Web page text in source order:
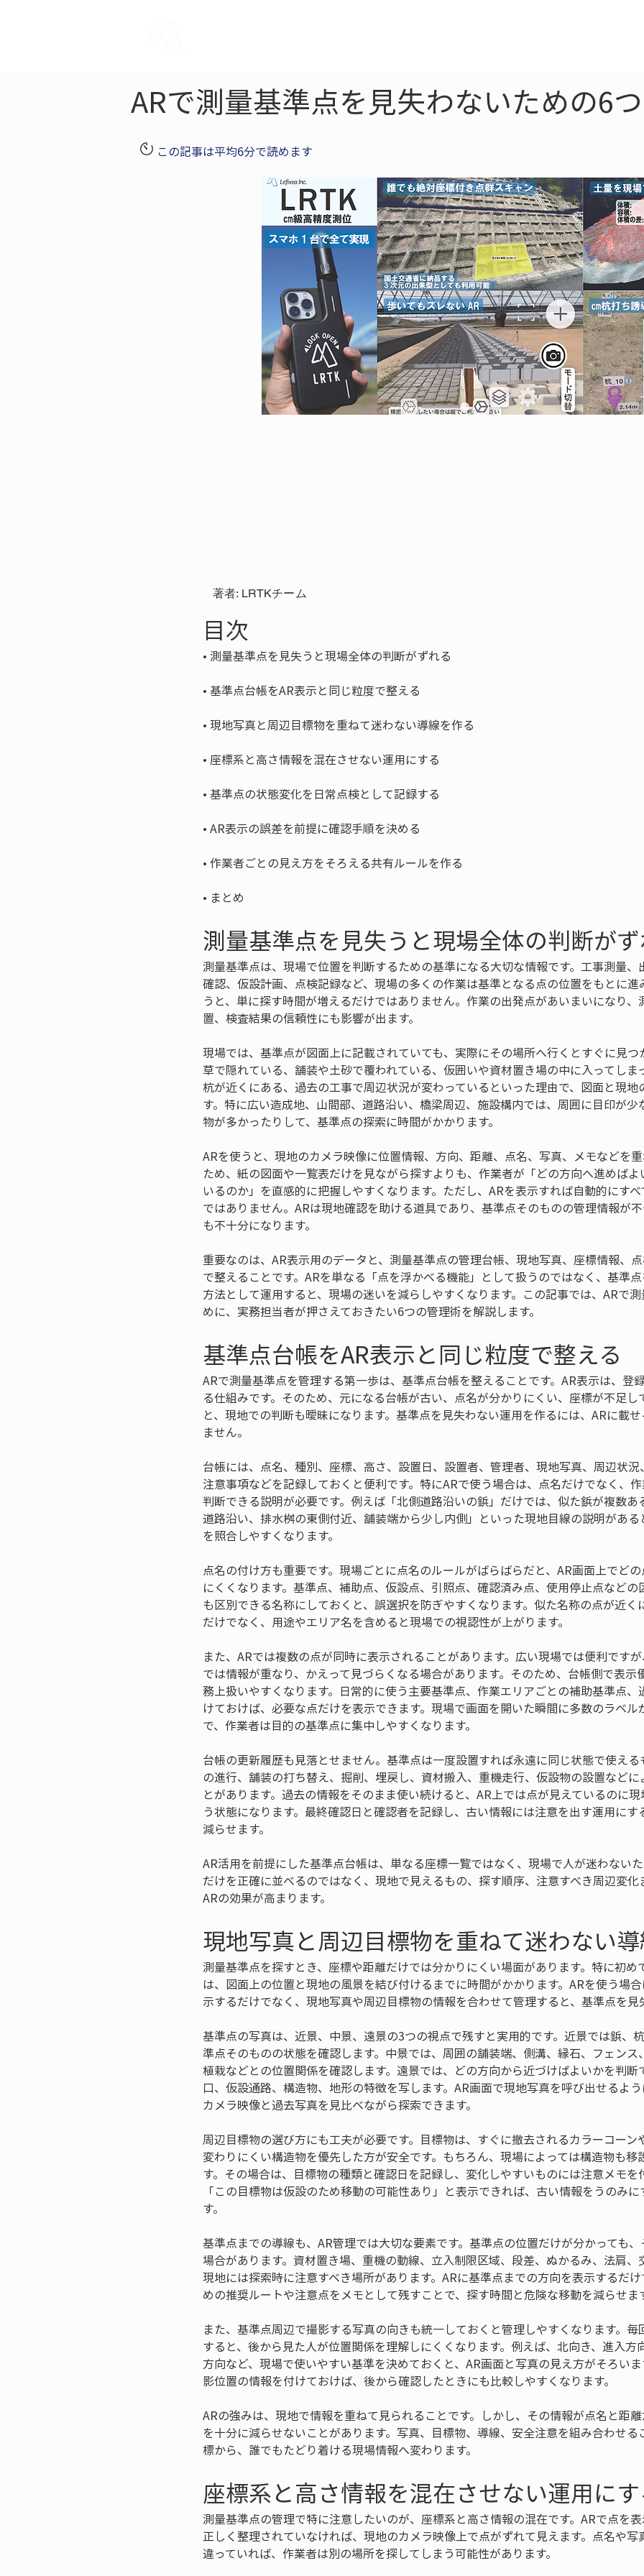
ARで測量基準点を見失わないための6
この記事は平均6分で読めます
著者: LRTKチーム
目次
•
•
•
•
•
•
•
• まとめ
測量基準点を見失うと現場全体の判断が
測量基準点は、現場で位置を判断するための基準になる大切な情報です。工事測量
確認、仮設計画、点検記録など、現場の多くの作業は基準となる点の位置をもとに
うと、単に探す時間が増えるだけではありません。作業の出発点があいまいになり
置、検査結果の信頼性にも影響が出ます。
現場では、基準点が図面上に記載されていても、実際にその場所へ行くとすぐに見
草で隠れている、舗装や土砂で覆われている、仮囲いや資材置き場の中に入ってしま
杭が近くにある、過去の工事で周辺状況が変わっているといった理由で、図面と現
す。特に広い造成地、山間部、道路沿い、橋梁周辺、施設構内では、周囲に目印が
物が多かったりして、基準点の探索に時間がかかります。
ARを使うと、現地のカメラ映像に位置情報、方向、距離、点名、写真、メモなどを
ため、紙の図面や一覧表だけを見ながら探すよりも、作業者が「どの方向へ進めば
いるのか」を直感的に把握しやすくなります。ただし、ARを表示すれば自動的にす
ではありません。ARは現地確認を助ける道具であり、基準点そのものの管理情報が
も不十分になります。
重要なのは、AR表示用のデータと、測量基準点の管理台帳、現地写真、座標情報、
で整えることです。ARを単なる「点を浮かべる機能」として扱うのではなく、基準
方法として運用すると、現場の迷いを減らしやすくなります。この記事では、ARで
めに、実務担当者が押さえておきたい6つの管理術を解説します。
基準点台帳をAR表示と同じ粒度で整える
ARで測量基準点を管理する第一歩は、基準点台帳を整えることです。AR表示は、登
る仕組みです。そのため、元になる台帳が古い、点名が分かりにくい、座標が不足
と、現地での判断も曖昧になります。基準点を見失わない運用を作るには、ARに載
ません。
台帳には、点名、種別、座標、高さ、設置日、設置者、管理者、現地写真、周辺状
注意事項などを記録しておくと便利です。特にARで使う場合は、点名だけでなく、
判断できる説明が必要です。例えば「北側道路沿いの鋲」だけでは、似た鋲が複数あ
道路沿い、排水桝の東側付近、舗装端から少し内側」といった現地目線の説明があ
を照合しやすくなります。
点名の付け方も重要です。現場ごとに点名のルールがばらばらだと、AR画面上でど
にくくなります。基準点、補助点、仮設点、引照点、確認済み点、使用停止点など
も区別できる名称にしておくと、誤選択を防ぎやすくなります。似た名称の点が近
だけでなく、用途やエリア名を含めると現場での視認性が上がります。
また、ARでは複数の点が同時に表示されることがあります。広い現場では便利です
では情報が重なり、かえって見づらくなる場合があります。そのため、台帳側で表示
務上扱いやすくなります。日常的に使う主要基準点、作業エリアごとの補助基準点
けておけば、必要な点だけを表示できます。現場で画面を開いた瞬間に多数のラベ
で、作業者は目的の基準点に集中しやすくなります。
台帳の更新履歴も見落とせません。基準点は一度設置すれば永遠に同じ状態で使え
の進行、舗装の打ち替え、掘削、埋戻し、資材搬入、重機走行、仮設物の設置など
とがあります。過去の情報をそのまま使い続けると、AR上では点が見えているのに
う状態になります。最終確認日と確認者を記録し、古い情報には注意を出す運用に
減らせます。
AR活用を前提にした基準点台帳は、単なる座標一覧ではなく、現場で人が迷わない
だけを正確に並べるのではなく、現地で見えるもの、探す順序、注意すべき周辺変
ARの効果が高まります。
現地写真と周辺目標物を重ねて迷わない
測量基準点を探すとき、座標や距離だけでは分かりにくい場面があります。特に初め
は、図面上の位置と現地の風景を結び付けるまでに時間がかかります。ARを使う場
示するだけでなく、現地写真や周辺目標物の情報を合わせて管理すると、基準点を見
基準点の写真は、近景、中景、遠景の3つの視点で残すと実用的です。近景では鋲、
準点そのものの状態を確認します。中景では、周囲の舗装端、側溝、縁石、フェン
植栽などとの位置関係を確認します。遠景では、どの方向から近づけばよいかを判
口、仮設通路、構造物、地形の特徴を写します。AR画面で現地写真を呼び出せるよ
カメラ映像と過去写真を見比べながら探索できます。
周辺目標物の選び方にも工夫が必要です。目標物は、すぐに撤去されるカラーコー
変わりにくい構造物を優先した方が安全です。もちろん、現場によっては構造物も
す。その場合は、目標物の種類と確認日を記録し、変化しやすいものには注意メモを
「この目標物は仮設のため移動の可能性あり」と表示できれば、古い情報をうのみ
す。
基準点までの導線も、AR管理では大切な要素です。基準点の位置だけが分かっても
場合があります。資材置き場、重機の動線、立入制限区域、段差、ぬかるみ、法肩
現地には探索時に注意すべき場所があります。ARに基準点までの方向を表示するだ
めの推奨ルートや注意点をメモとして残すことで、探す時間と危険な移動を減らせま
また、基準点周辺で撮影する写真の向きも統一しておくと管理しやすくなります。
すると、後から見た人が位置関係を理解しにくくなります。例えば、北向き、進入方
方向など、現場で使いやすい基準を決めておくと、AR画面と写真の見え方がそろい
影位置の情報を付けておけば、後から確認したときにも比較しやすくなります。
ARの強みは、現地で情報を重ねて見られることです。しかし、その情報が点名と距
を十分に減らせないことがあります。写真、目標物、導線、安全注意を組み合わせ
標から、誰でもたどり着ける現場情報へ変わります。
座標系と高さ情報を混在させない運用に
測量基準点の管理で特に注意したいのが、座標系と高さ情報の混在です。ARで点を
正しく整理されていなければ、現地のカメラ映像上で点がずれて見えます。点名や
違っていれば、作業者は別の場所を探してしまう可能性があります。